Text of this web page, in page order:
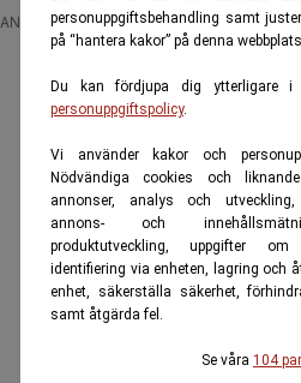
personuppgiftsbehandling samt
på “hantera kakor” på denna webbplats.
Du kan fördjupa dig ytterligare
personuppgiftspolicy.
Vi använder kakor och
Nödvändiga cookies och
annonser, analys och utveckling,
annons- och
produktutveckling, uppgifter om
identifiering via enheten, lagring och
enhet, säkerställa säkerhet,
samt åtgärda fel.
Se våra 104
ANNONS